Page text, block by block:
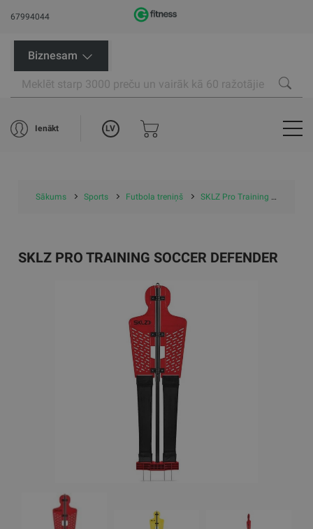
67994044
Biznesam
Ienākt LV
Sākums Sports Futbola treniņš SKLZ Pro Training Soccer Defender
SKLZ PRO TRAINING SOCCER DEFENDER